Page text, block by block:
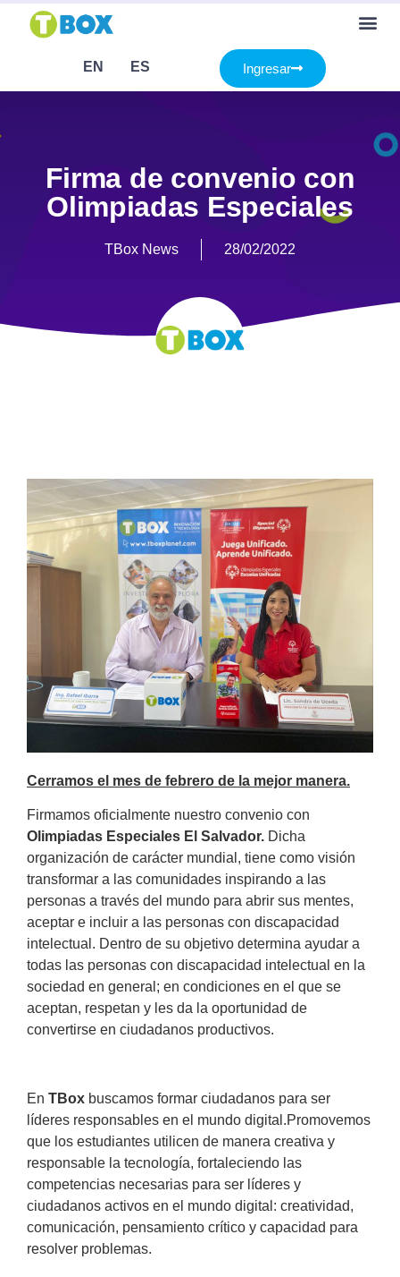
EN ES Ingresar
Firma de convenio con
Olimpiadas Especiales
TBox News 28/02/2022
Cerramos el mes de febrero de la mejor manera.
Firmamos oficialmente nuestro convenio con
Olimpiadas Especiales El Salvador. Dicha
organización de carácter mundial, tiene como visión
transformar a las comunidades inspirando a las
personas a través del mundo para abrir sus mentes,
aceptar e incluir a las personas con discapacidad
intelectual. Dentro de su objetivo determina ayudar a
todas las personas con discapacidad intelectual en la
sociedad en general; en condiciones en el que se
aceptan, respetan y les da la oportunidad de
convertirse en ciudadanos productivos.
En TBox buscamos formar ciudadanos para ser
líderes responsables en el mundo digital.Promovemos
que los estudiantes utilicen de manera creativa y
responsable la tecnología, fortaleciendo las
competencias necesarias para ser líderes y
ciudadanos activos en el mundo digital: creatividad,
comunicación, pensamiento crítico y capacidad para
resolver problemas.